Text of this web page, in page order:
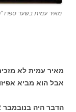
מאיר עמית בשער ספרו
מאיר עמית לא
אבל הוא מביא